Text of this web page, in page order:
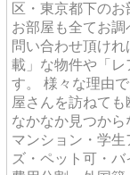
区・東京都下の
お部屋も全てお
問い合わせ頂け
載」な物件や「レ
す。 様々な理由
屋さんを訪ねて
なかなか見つか
マンション・学
ズ・ペット可・